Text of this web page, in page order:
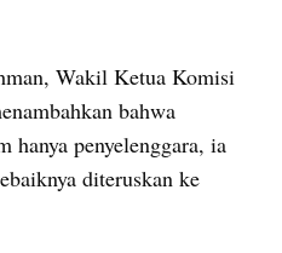
Wakil Ketua Komisi
bahwa
hanya penyelenggara, ia
diteruskan ke